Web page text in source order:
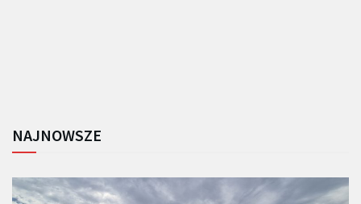
NAJNOWSZE